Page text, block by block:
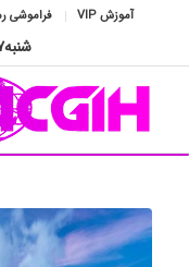
آموزش VIP فراموشی
شنبه